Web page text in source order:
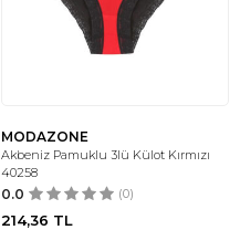
MODAZONE
Akbeniz Pamuklu 3lü Külot Kırmızı
40258
0.0 (0)
214,36 TL